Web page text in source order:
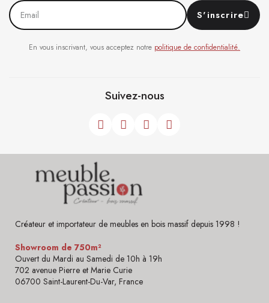
S'inscrire
En vous inscrivant, vous acceptez notre politique de confidentialité.
Suivez-nous
Créateur et importateur de meubles en bois massif depuis 1998 !
Showroom de 750m²
Ouvert du Mardi au Samedi de 10h à 19h
702 avenue Pierre et Marie Curie
06700 Saint-Laurent-Du-Var, France